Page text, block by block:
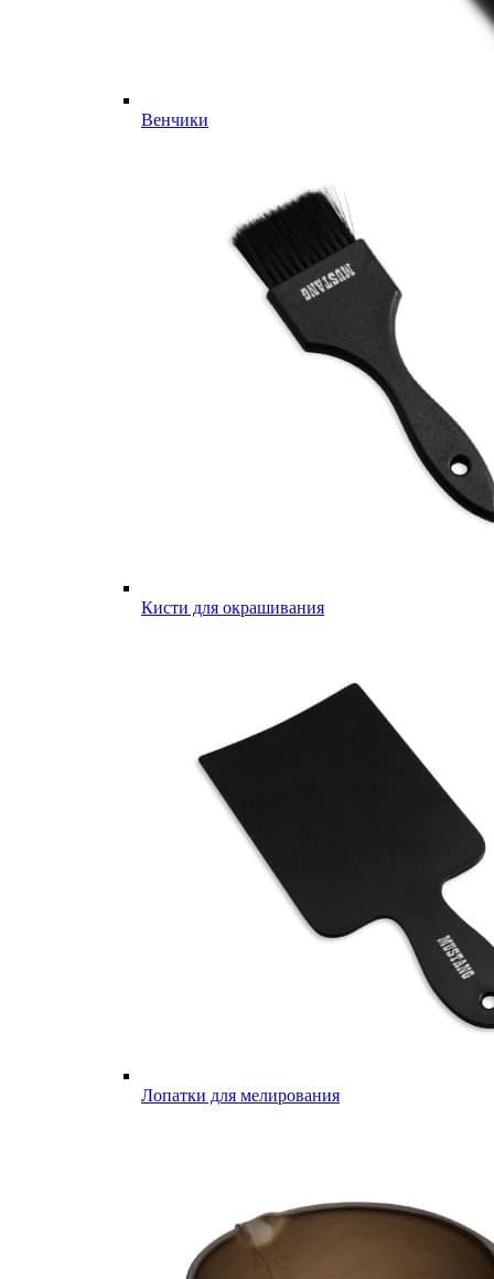
Венчики
Кисти для окрашивания
Лопатки для мелирования